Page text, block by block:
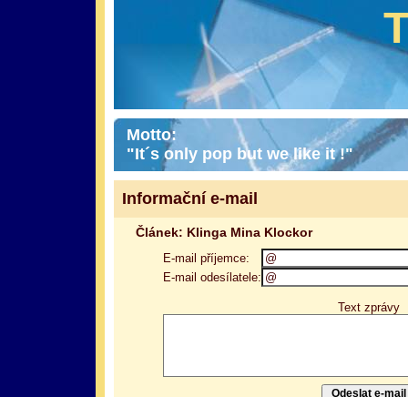
Motto:
"It´s only pop but we like it !"
Informační e-mail
Článek: Klinga Mina Klockor
E-mail příjemce:
E-mail odesílatele:
Text zprávy